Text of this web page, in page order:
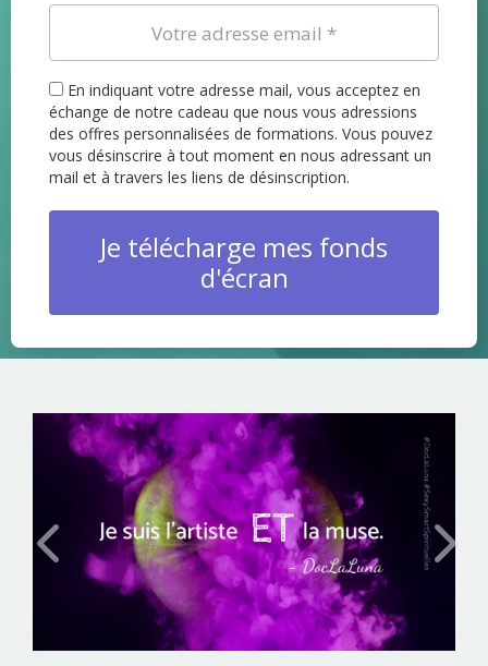
En indiquant votre adresse mail, vous acceptez en
échange de notre cadeau que nous vous adressions
des offres personnalisées de formations. Vous pouvez
vous désinscrire à tout moment en nous adressant un
mail et à travers les liens de désinscription.
Je télécharge mes fonds
d'écran
Précédent